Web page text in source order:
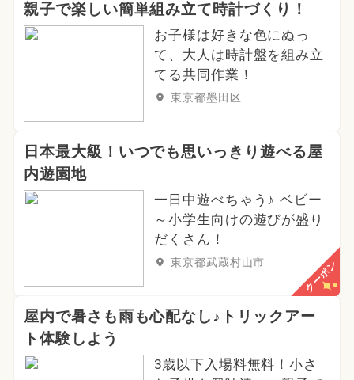
親子で楽しい簡単組み立て時計づくり！
お子様は好きな色にぬっ
て、大人は時計盤を組み立
てる共同作業！
東京都墨田区
日本最大級！いつでも思いっきり遊べる屋
内遊園地
一日中遊べちゃう♪ ベビー
～小学生向けの遊びが盛り
だくさん！
東京都武蔵村山市 クーポン
屋内で暑さも雨も心配なし♪トリックアー
ト体験しよう
3歳以下入場料無料！小さ